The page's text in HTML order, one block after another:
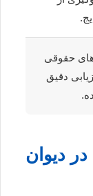
حقوقی
دقیق
دیوان